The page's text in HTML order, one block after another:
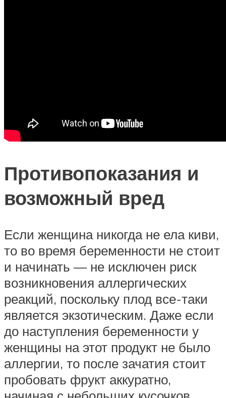
Противопоказания и
возможный вред
Если женщина никогда не ела киви,
то во время беременности не стоит
и начинать — не исключен риск
возникновения аллергических
реакций, поскольку плод все-таки
является экзотическим. Даже если
до наступления беременности у
женщины на этот продукт не было
аллергии, то после зачатия стоит
пробовать фрукт аккуратно,